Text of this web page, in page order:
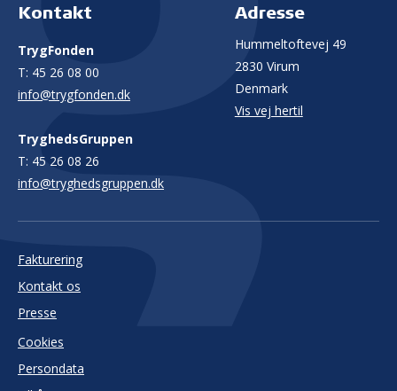
Kontakt
TrygFonden
T: 45 26 08 00
info@trygfonden.dk
TryghedsGruppen
T: 45 26 08 26
info@tryghedsgruppen.dk
Adresse
Hummeltoftevej 49
2830 Virum
Denmark
Vis vej hertil
Fakturering
Kontakt os
Presse
Cookies
Persondata